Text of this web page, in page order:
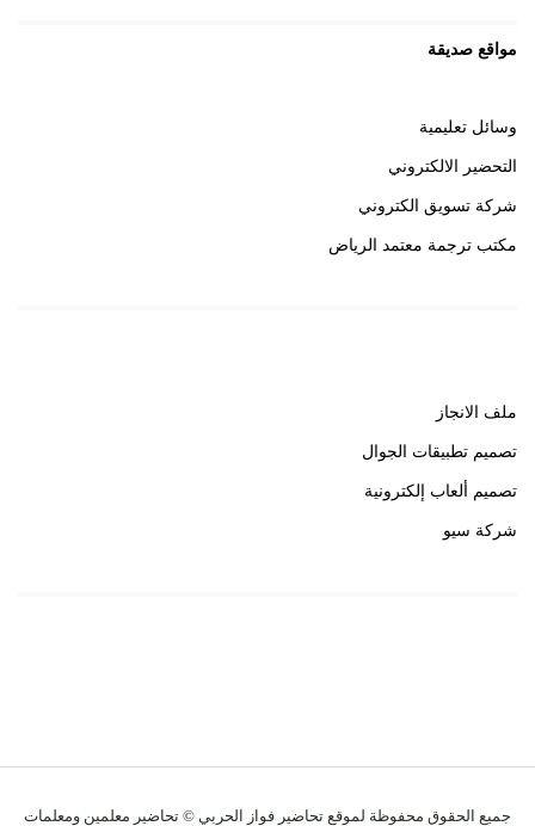
مواقع صديقة
وسائل تعليمية
التحضير الالكتروني
شركة تسويق الكتروني
مكتب ترجمة معتمد الرياض
ملف الانجاز
تصميم تطبيقات الجوال
تصميم ألعاب إلكترونية
شركة سيو
جميع الحقوق محفوظة لموقع تحاضير فواز الحربي © تحاضير معلمين ومعلمات